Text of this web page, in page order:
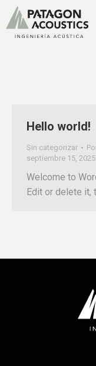
Hello world!
Sin categorizar
septiembre 15, 2025
Welcome to
Edit or delete it,